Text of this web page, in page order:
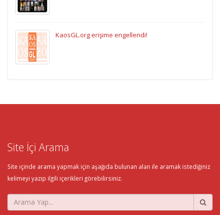
KaosGL.org erişime engellendi!
Site İçi Arama
Site içinde arama yapmak için aşağıda bulunan alan ile aramak istediğiniz
kelimeyi yazıp ilgili içerikleri görebilirsiniz.